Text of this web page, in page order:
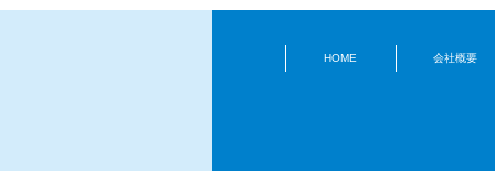
HOME 会社概要